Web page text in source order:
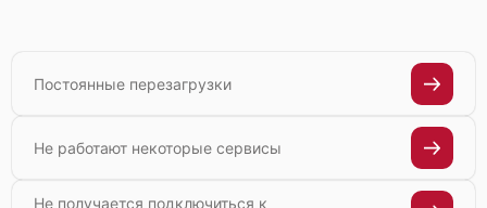
Постоянные перезагрузки
Не работают некоторые сервисы
Не получается подключиться к